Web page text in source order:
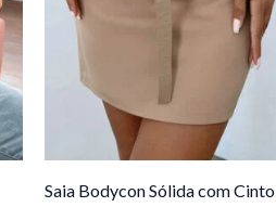
Saia Bodycon Sólida com Cinto